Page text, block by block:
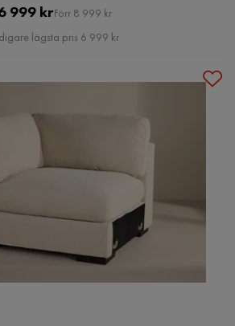
Pris
999 krOriginal
Pris
Förr 8 999 kr
lägsta pris 6 999 kr